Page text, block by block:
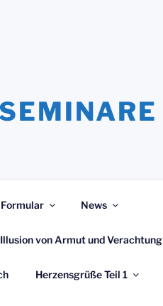
News
von Armut und Verachtung
Herzensgrüße Teil 1